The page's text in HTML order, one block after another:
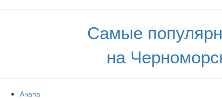
Самые
на
Анапа